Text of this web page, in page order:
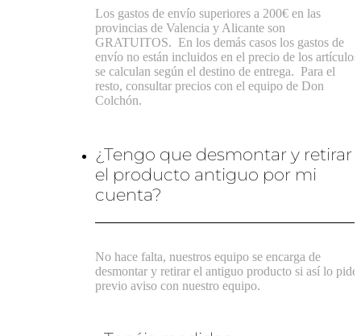
Los gastos de envío superiores a 200€ en las
provincias de Valencia y Alicante son
GRATUITOS.En los demás casos los gastos de
envío no están incluidos en el precio de los
se calculan según el destino de entrega.Para el
resto, consultar precios con el equipo de Don
Colchón.
¿Tengo que desmontar y retirar
el producto antiguo por mi
cuenta?
No hace falta, nuestros equipo se encarga de
desmontar y retirar el antiguo producto si así lo pide,
previo aviso con nuestro equipo.